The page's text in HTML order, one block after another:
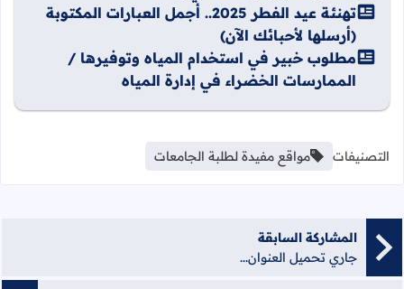
تهنئة عيد الفطر 2025.. أجمل العبارات المكتوبة
(أرسلها لأحبائك الآن)
مطلوب خبير في استخدام المياه وتوفيرها /
الممارسات الخضراء في إدارة المياه
التصنيفات مواقع مفيدة لطلبة الجامعات
المشاركة السابقة
جاري تحميل العنوان...